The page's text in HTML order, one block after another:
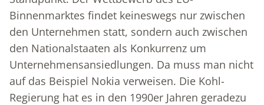
Binnenmarktes findet keineswegs nur zwischen
den Unternehmen statt, sondern auch zwischen
den Nationalstaaten als Konkurrenz um
Unternehmensansiedlungen. Da muss man nicht
auf das Beispiel Nokia verweisen. Die Kohl-
Regierung hat es in den 1990er Jahren geradezu